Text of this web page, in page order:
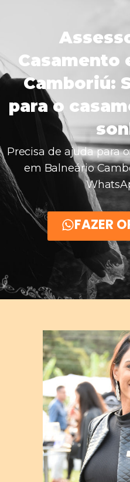
Casamento
Camboriú:
para o
Precisa de ajuda para
em Balneário
FAZER